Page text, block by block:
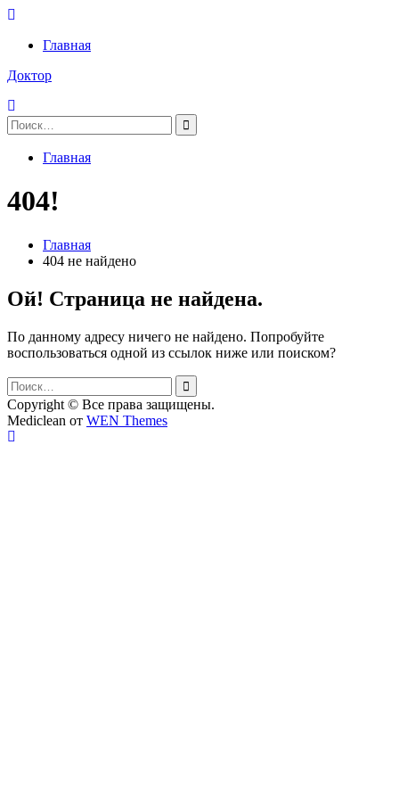
Перейти
содержимому
Главная
Доктор
Поиск:
Главная
404!
Главная
404 не найдено
Ой! Страница не найдена.
По данному адресу ничего не найдено. Попробуйте
воспользоваться одной из ссылок ниже или поиском?
Поиск:
Copyright © Все права защищены.
Mediclean от WEN Themes